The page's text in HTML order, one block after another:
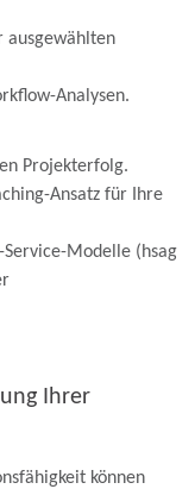
ausgewählten
Analysen.
Projekterfolg.
Ansatz für Ihre
Service-Modelle (hsag
Ihrer
können